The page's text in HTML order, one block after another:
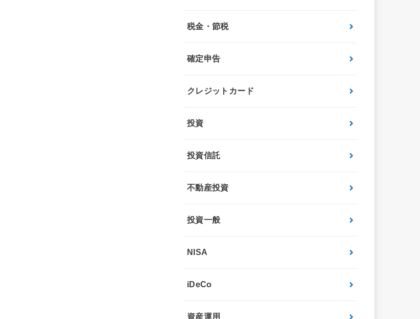
税金・節税
確定申告
クレジットカード
投資
投資信託
不動産投資
投資一般
NISA
iDeCo
資産運用